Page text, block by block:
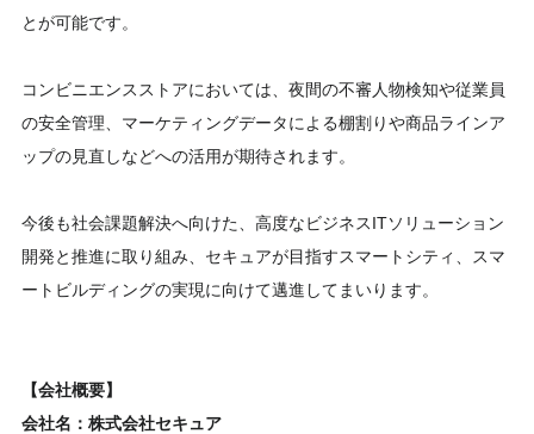
とが可能です。
コンビニエンスストアにおいては、夜間の不審人物検知や従業員
の安全管理、マーケティングデータによる棚割りや商品ラインア
ップの見直しなどへの活用が期待されます。
今後も社会課題解決へ向けた、高度なビジネスITソリューション
開発と推進に取り組み、セキュアが目指すスマートシティ、スマ
ートビルディングの実現に向けて邁進してまいります。
【会社概要】
会社名：株式会社セキュア